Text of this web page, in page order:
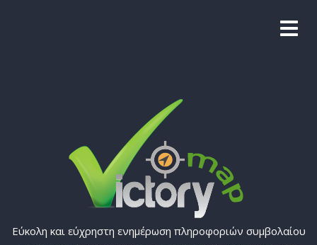
Εύκολη και εύχρηστη ενημέρωση πληροφοριών συμβολαίου